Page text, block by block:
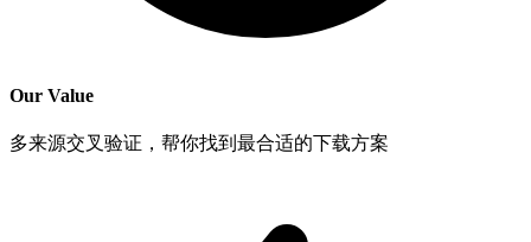
Our Value
多来源交叉验证，帮你找到最合适的下载方案